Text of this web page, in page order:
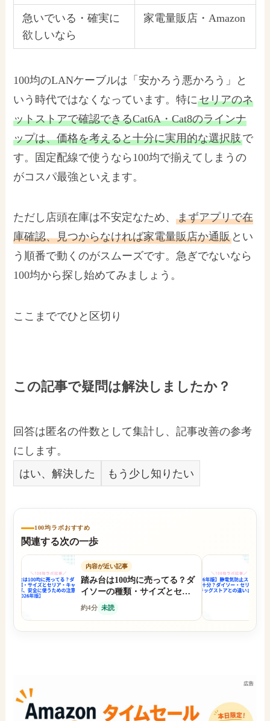
急いでいる・確実に
欲しいなら
家電量販店・Amazon
100均のLANケーブルは「安かろう悪かろう」と
いう時代ではなくなっています。特にセリアのネ
ットストアで確認できるCat6A・Cat8のラインナ
ップは、価格を考えると十分に実用的な選択肢で
す。固定配線で使うなら100均で揃えてしまうの
がコスパ最強といえます。
ただし店頭在庫は不安定なため、まずアプリで在
庫確認、見つからなければ家電量販店か通販 とい
う順番で動くのがスムーズです。急ぎでないなら
100均から探し始めてみましょう。
ここまででひと区切り
この記事で疑問は解決しましたか？
回答は匿名の件数として集計し、記事改善の参考
にします。
はい、解決した
もう少し知りたい
100均ラボおすすめ
関連する次の一歩
内容が近い記事
踏み台は100均に売ってる？ダ
イソーの種類・サイズとセリ
ア・キャンドゥの在庫、安全
約4分 未読